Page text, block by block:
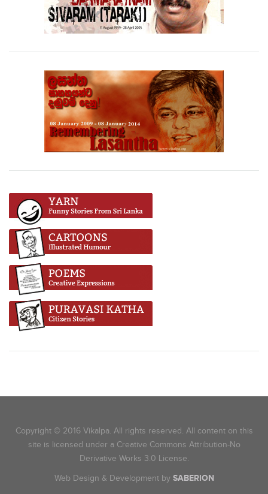
Copyright © 2016 Vikalpa. All rights reserved. All content on this
site is licensed under a Creative Commons Attribution-No
Derivative Works 3.0 License.
Web Design & Development by SABERION